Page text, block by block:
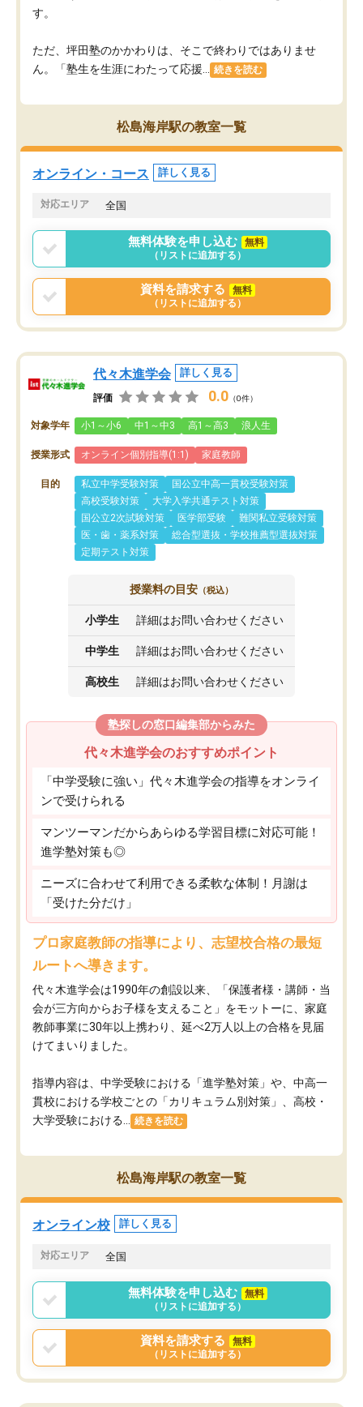
す。
ただ、坪田塾のかかわりは、そこで終わりではありませ
ん。「塾生を生涯にわたって応援...
続きを読む
松島海岸駅の教室一覧
オンライン・コース 詳しく見る
対応エリア 全国
無料体験を申し込む
無料
（リストに追加する）
資料を請求する
無料
（リストに追加する）
代々木進学会 詳しく見る
評価 0.0 （0件）
対象学年 小1～小6 中1～中3 高1～高3 浪人生
授業形式 オンライン個別指導(1:1) 家庭教師
目的 私立中学受験対策
国公立中高一貫校受験対策
高校受験対策
大学入学共通テスト対策
国公立2次試験対策
医学部受験
難関私立受験対策
医・歯・薬系対策
総合型選抜・学校推薦型選抜対策
定期テスト対策
授業料の目安 （税込）
小学生 詳細はお問い合わせください
中学生 詳細はお問い合わせください
高校生 詳細はお問い合わせください
塾探しの窓口編集部からみた
代々木進学会のおすすめポイント
「中学受験に強い」代々木進学会の指導をオンライ
ンで受けられる
マンツーマンだからあらゆる学習目標に対応可能！
進学塾対策も◎
ニーズに合わせて利用できる柔軟な体制！月謝は
「受けた分だけ」
プロ家庭教師の指導により、志望校合格の最短
ルートへ導きます。
代々木進学会は1990年の創設以来、「保護者様・講師・当
会が三方向からお子様を支えること」をモットーに、家庭
教師事業に30年以上携わり、延べ2万人以上の合格を見届
けてまいりました。
指導内容は、中学受験における「進学塾対策」や、中高一
貫校における学校ごとの「カリキュラム別対策」、高校・
大学受験における...
続きを読む
松島海岸駅の教室一覧
オンライン校 詳しく見る
対応エリア 全国
無料体験を申し込む
無料
（リストに追加する）
資料を請求する
無料
（リストに追加する）